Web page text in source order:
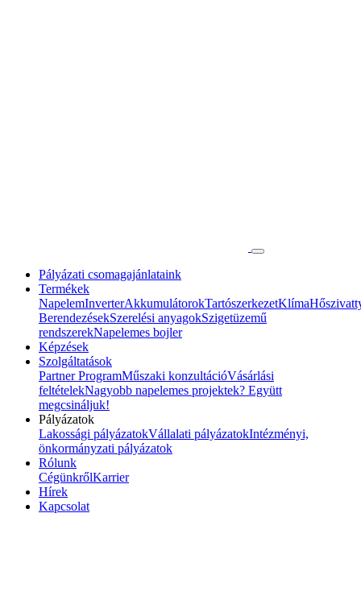
Pályázati csomagajánlataink
Termékek
NapelemInverterAkkumulátorokTartószerkezetKlíma
BerendezésekSzerelési anyagokSzigetüzemű
rendszerekNapelemes bojler
Képzések
Szolgáltatások
Partner ProgramMűszaki konzultációVásárlási
feltételekNagyobb napelemes projektek? Együtt
megcsináljuk!
Pályázatok
Lakossági pályázatokVállalati pályázatokIntézményi,
önkormányzati pályázatok
Rólunk
CégünkrőlKarrier
Hírek
Kapcsolat